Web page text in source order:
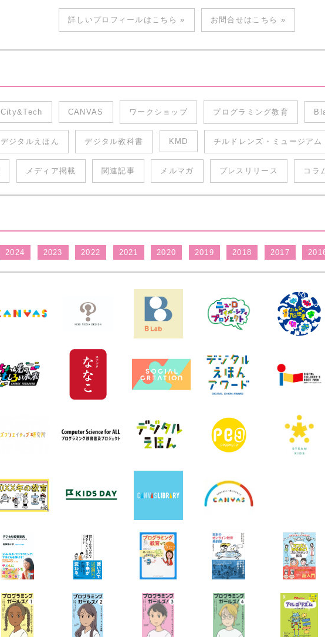
詳しいプロフィールはこちら » お問合せはこちら »
City&Tech CANVAS ワークショップ プログラミング教育
デジタルえほん デジタル教科書 KMD チルドレンズ・ミュージアム
メディア掲載 関連記事 メルマガ プレスリリース コラ
2024 2023 2022 2021 2020 2019 2018 2017